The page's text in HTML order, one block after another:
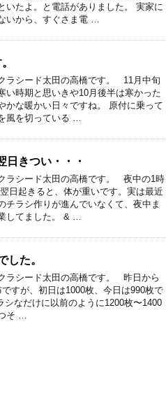
いたよ。と電話がありました。 実家に
いから、すぐさま電 …
ラシード太田の高橋です。 11月中旬
い時期と思いきや10月後半は寒かった
かな暖かい日々ですね。 原付に乗って
風を切っている …
日きつい・・・
ラシード太田の高橋です。 夜中の1時
日起きると、体が重いです。実は最近
チラシ作りが進んでいなくて、夜中ま
してました。 & …
した。
ラシード太田の高橋です。 昨日から
すが、初日は1000枚、今日は990枚で
シなだけに以前のように1200枚〜1400
そ …